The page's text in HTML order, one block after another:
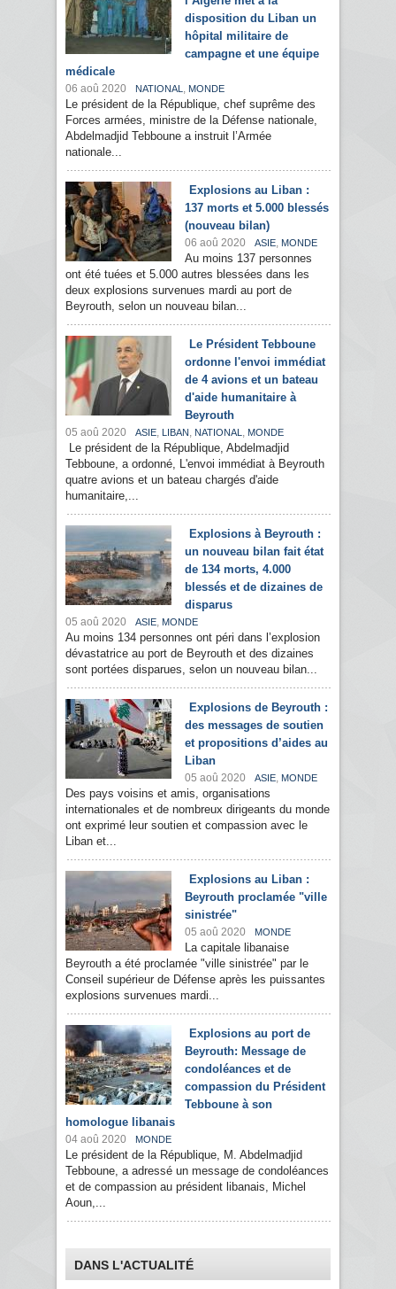
disposition du Liban un
hôpital militaire de
campagne et une équipe
médicale
06 aoû 2020 NATIONAL , MONDE
Le président de la République, chef suprême des
Forces armées, ministre de la Défense nationale,
Abdelmadjid Tebboune a instruit l’Armée
nationale...
Explosions au Liban :
137 morts et 5.000 blessés
(nouveau bilan)
06 aoû 2020 ASIE, MONDE
Au moins 137 personnes
ont été tuées et 5.000 autres blessées dans les
deux explosions survenues mardi au port de
Beyrouth, selon un nouveau bilan...
Le Président Tebboune
ordonne l'envoi immédiat
de 4 avions et un bateau
d'aide humanitaire à
Beyrouth
05 aoû 2020 ASIE, LIBAN , NATIONAL , MONDE
Le président de la République, Abdelmadjid
Tebboune, a ordonné, L'envoi immédiat à Beyrouth
quatre avions et un bateau chargés d'aide
humanitaire,...
Explosions à Beyrouth :
un nouveau bilan fait état
de 134 morts, 4.000
blessés et de dizaines de
disparus
05 aoû 2020 ASIE, MONDE
Au moins 134 personnes ont péri dans l’explosion
dévastatrice au port de Beyrouth et des dizaines
sont portées disparues, selon un nouveau bilan...
Explosions de Beyrouth :
des messages de soutien
et propositions d’aides au
Liban
05 aoû 2020 ASIE, MONDE
Des pays voisins et amis, organisations
internationales et de nombreux dirigeants du monde
ont exprimé leur soutien et compassion avec le
Liban et...
Explosions au Liban :
Beyrouth proclamée "ville
sinistrée"
05 aoû 2020 MONDE
La capitale libanaise
Beyrouth a été proclamée "ville sinistrée" par le
Conseil supérieur de Défense après les puissantes
explosions survenues mardi...
Explosions au port de
Beyrouth: Message de
condoléances et de
compassion du Président
Tebboune à son
homologue libanais
04 aoû 2020 MONDE
Le président de la République, M. Abdelmadjid
Tebboune, a adressé un message de condoléances
et de compassion au président libanais, Michel
Aoun,...
DANS L'ACTUALITÉ